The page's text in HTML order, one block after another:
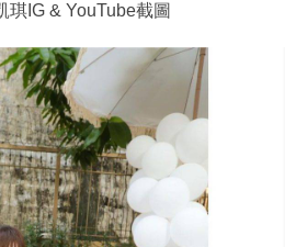
IG & YouTube截圖